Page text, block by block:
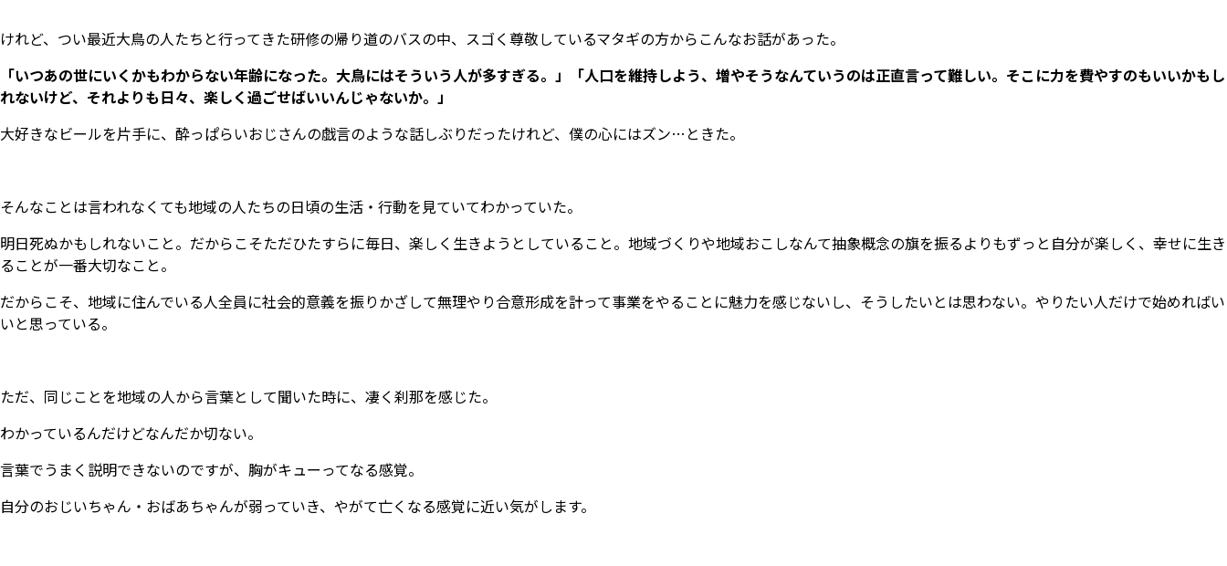
けれど、つい最近大鳥の人たちと行ってきた研修の帰り道のバスの中、スゴく尊敬しているマタギの方からこんなお話があった。
「いつあの世にいくかもわからない年齢になった。大鳥にはそういう人が多すぎる。」「人口を維持しよう、増やそうなんていうのは正直言って難しい。そこに力を費やすのもいいかもし
れないけど、それよりも日々、楽しく過ごせばいいんじゃないか。」
大好きなビールを片手に、酔っぱらいおじさんの戯言のような話しぶりだったけれど、僕の心にはズン…ときた。
そんなことは言われなくても地域の人たちの日頃の生活・行動を見ていてわかっていた。
明日死ぬかもしれないこと。だからこそただひたすらに毎日、楽しく生きようとしていること。地域づくりや地域おこしなんて抽象概念の旗を振るよりもずっと自分が楽しく、幸せに生き
ることが一番大切なこと。
だからこそ、地域に住んでいる人全員に社会的意義を振りかざして無理やり合意形成を計って事業をやることに魅力を感じないし、そうしたいとは思わない。やりたい人だけで始めればい
いと思っている。
ただ、同じことを地域の人から言葉として聞いた時に、凄く刹那を感じた。
わかっているんだけどなんだか切ない。
言葉でうまく説明できないのですが、胸がキューってなる感覚。
自分のおじいちゃん・おばあちゃんが弱っていき、やがて亡くなる感覚に近い気がします。